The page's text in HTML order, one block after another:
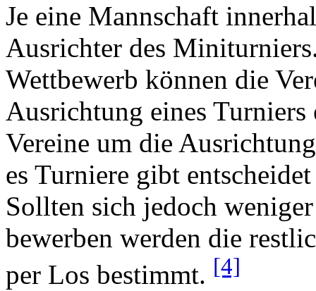
Je eine Mannschaft
Ausrichter des
Wettbewerb können die
Ausrichtung eines
Vereine um die
es Turniere gibt
Sollten sich jedoch
bewerben werden die
per Los bestimmt. [4]